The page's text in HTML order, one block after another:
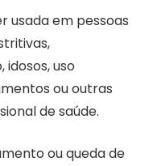
usada em pessoas
uso
ou outras
de saúde.
ou queda de